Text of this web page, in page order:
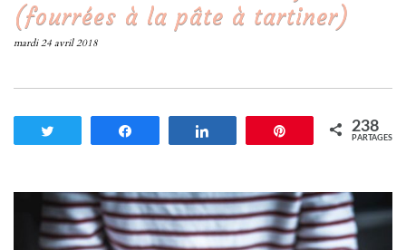
(fourrées à la pâte à tartiner)
mardi 24 avril 2018
Enregistrer238
PARTAGES